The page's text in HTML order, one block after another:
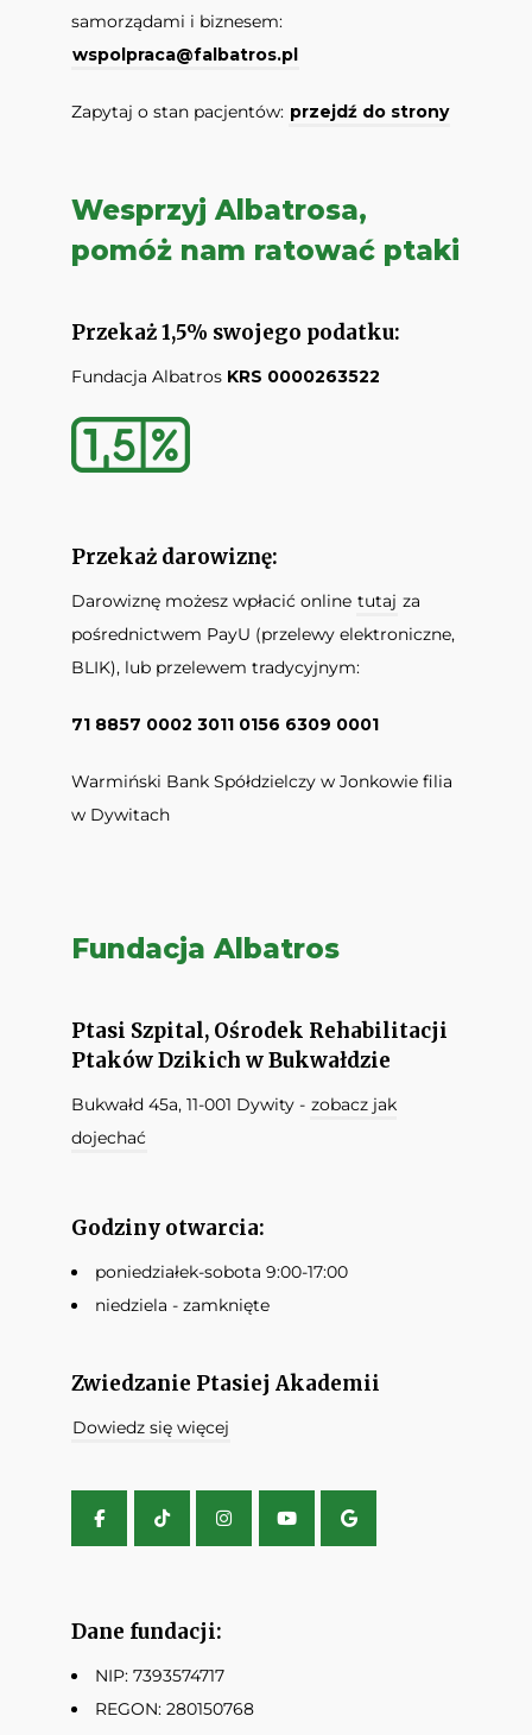
samorządami i biznesem:
wspolpraca@falbatros.pl
Zapytaj o stan pacjentów: przejdź do strony
Wesprzyj Albatrosa,
pomóż nam ratować ptaki
Przekaż 1,5% swojego podatku:
Fundacja Albatros KRS 0000263522
Przekaż darowiznę:
Darowiznę możesz wpłacić online tutaj za
pośrednictwem PayU (przelewy elektroniczne,
BLIK), lub przelewem tradycyjnym:
71 8857 0002 3011 0156 6309 0001
Warmiński Bank Spółdzielczy w Jonkowie filia
w Dywitach
Fundacja Albatros
Ptasi Szpital, Ośrodek Rehabilitacji
Ptaków Dzikich w Bukwałdzie
Bukwałd 45a, 11-001 Dywity - zobacz jak
dojechać
Godziny otwarcia:
poniedziałek-sobota 9:00-17:00
niedziela - zamknięte
Zwiedzanie Ptasiej Akademii
Dowiedz się więcej
Dane fundacji:
NIP: 7393574717
REGON: 280150768